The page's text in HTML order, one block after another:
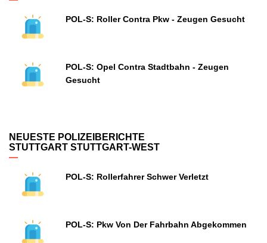
POL-S: Roller Contra Pkw - Zeugen Gesucht
POL-S: Opel Contra Stadtbahn - Zeugen
Gesucht
NEUESTE POLIZEIBERICHTE
STUTTGART STUTTGART-WEST
POL-S: Rollerfahrer Schwer Verletzt
POL-S: Pkw Von Der Fahrbahn Abgekommen